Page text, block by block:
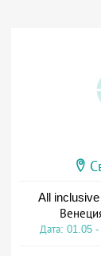
All inclusive
Дата: 01.05